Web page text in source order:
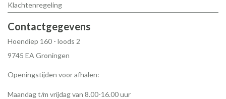
Klachtenregeling
Contactgegevens
Hoendiep 160 - loods 2
9745 EA Groningen
Openingstijden voor afhalen:
Maandag t/m vrijdag van 8.00-16.00 uur